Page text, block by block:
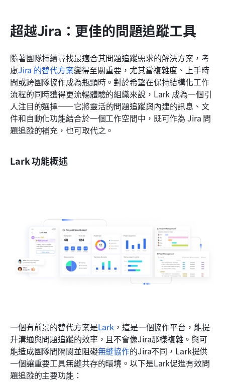
超越Jira：更佳的問題追蹤工具
隨著團隊持續尋找最適合其問題追蹤需求的解決方案，考
慮Jira 的替代方案變得至關重要，尤其當複雜度、上手時
間或跨團隊協作成為瓶頸時。對於希望在保持結構化工作
流程的同時獲得更流暢體驗的組織來說，Lark 成為一個引
人注目的選擇——它將靈活的問題追蹤與內建的訊息、文
件和自動化功能結合於一個工作空間中，既可作為 Jira 問
題追蹤的補充，也可取代之。
Lark 功能概述
一個有前景的替代方案是Lark ，這是一個協作平台，能提
升溝通與問題追蹤的效率，且不會像Jira那樣複雜。與可
能造成團隊間隔閡並阻礙無縫協作的Jira不同，Lark提供
一個讓重要工具無縫共存的環境。以下是Lark促進有效問
題追蹤的主要功能：